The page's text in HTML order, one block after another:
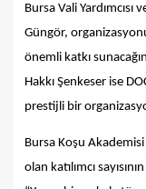
Bursa Vali
Güngör,
önemli katkı
Hakkı Şenkeser ise
prestijli bir
Bursa Koşu
olan katılımcı